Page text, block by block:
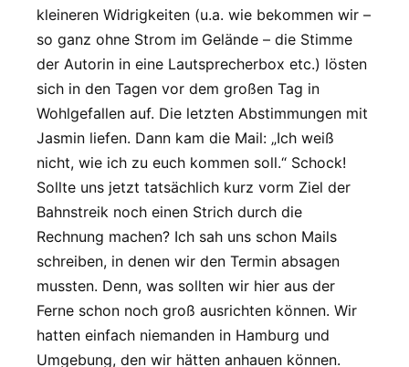
kleineren Widrigkeiten (u.a. wie bekommen wir –
so ganz ohne Strom im Gelände – die Stimme
der Autorin in eine Lautsprecherbox etc.) lösten
sich in den Tagen vor dem großen Tag in
Wohlgefallen auf. Die letzten Abstimmungen mit
Jasmin liefen. Dann kam die Mail: „Ich weiß
nicht, wie ich zu euch kommen soll.“ Schock!
Sollte uns jetzt tatsächlich kurz vorm Ziel der
Bahnstreik noch einen Strich durch die
Rechnung machen? Ich sah uns schon Mails
schreiben, in denen wir den Termin absagen
mussten. Denn, was sollten wir hier aus der
Ferne schon noch groß ausrichten können. Wir
hatten einfach niemanden in Hamburg und
Umgebung, den wir hätten anhauen können.